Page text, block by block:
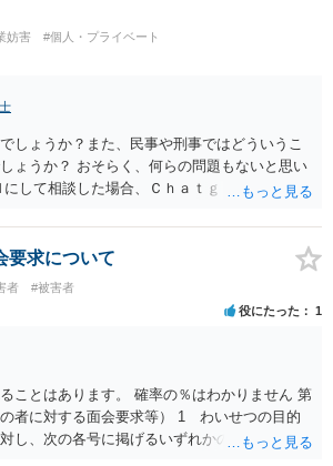
妨害 #個人・プライベート
しょうか？また、民事や刑事ではどういうこ
ょうか？ おそらく、何らの問題もないと思い
にして相談した場合、Ｃｈａｔｇｐｔがｏｐｅ
、個人名や会社名を特定していない限り、一
回答に織り込まれる可能性が生じるにすぎま
が、秘密情報に当たるとは思えませんし、名
社に対する誹謗中傷の不特定多数への公開に
。 もちろん、誰がその内容をｃｈａｔｇｐｔ
しられることはないので、個人や会社の特定
で（おそらく特定して書き込んだとして
民事の責任に問われることはないでしょう。
要求について
者 #被害者
役にたった 1
ことはあります。 確率の％はわかりません 第
者に対する面会要求等） 1 わいせつの目的
し、次の各号に掲げるいずれかの行為をした